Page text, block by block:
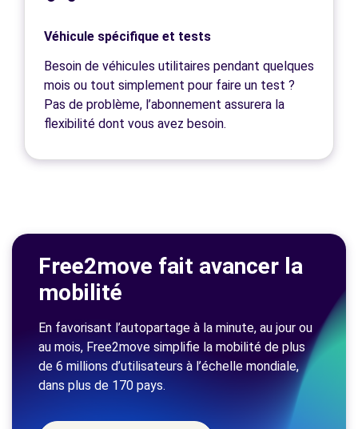
Véhicule spécifique et tests
Besoin de véhicules utilitaires pendant quelques
mois ou tout simplement pour faire un test ?
Pas de problème, l’abonnement assurera la
flexibilité dont vous avez besoin.
Free2move fait avancer la
mobilité
En favorisant l’autopartage à la minute, au jour ou
au mois, Free2move simplifie la mobilité de plus
de 6 millions d’utilisateurs à l’échelle mondiale,
dans plus de 170 pays.